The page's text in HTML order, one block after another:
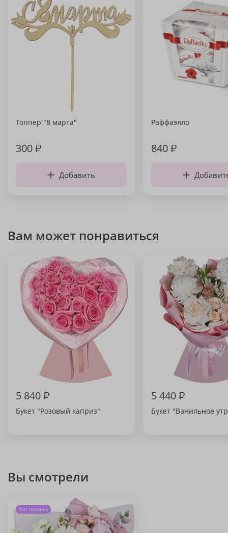
Топпер "8 марта"
300₽
Добавить
Раффаэлло
840₽
Вам может понравиться
5 840₽
Букет "Розовый каприз"
5 440₽
Букет "Ванильное
Вы смотрели
Хит продаж